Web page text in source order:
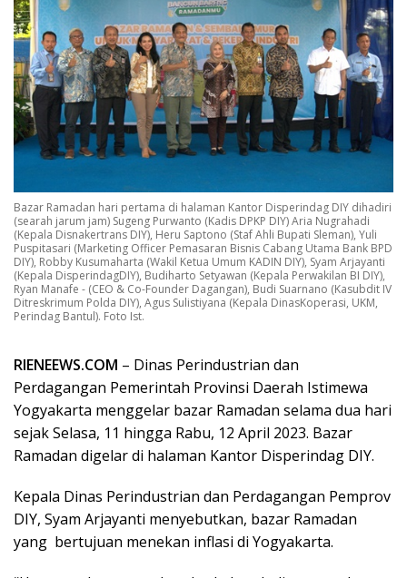
Bazar Ramadan hari pertama di halaman Kantor Disperindag DIY dihadiri
(searah jarum jam) Sugeng Purwanto (Kadis DPKP DIY) Aria Nugrahadi
(Kepala Disnakertrans DIY), Heru Saptono (Staf Ahli Bupati Sleman), Yuli
Puspitasari (Marketing Officer Pemasaran Bisnis Cabang Utama Bank BPD
DIY), Robby Kusumaharta (Wakil Ketua Umum KADIN DIY), Syam Arjayanti
(Kepala DisperindagDIY), Budiharto Setyawan (Kepala Perwakilan BI DIY),
Ryan Manafe - (CEO & Co-Founder Dagangan), Budi Suarnano (Kasubdit IV
Ditreskrimum Polda DIY), Agus Sulistiyana (Kepala DinasKoperasi, UKM,
Perindag Bantul). Foto Ist.
RIENEEWS.COM – Dinas Perindustrian dan
Perdagangan Pemerintah Provinsi Daerah Istimewa
Yogyakarta menggelar bazar Ramadan selama dua hari
sejak Selasa, 11 hingga Rabu, 12 April 2023. Bazar
Ramadan digelar di halaman Kantor Disperindag DIY.
Kepala Dinas Perindustrian dan Perdagangan Pemprov
DIY, Syam Arjayanti menyebutkan, bazar Ramadan
yang bertujuan menekan inflasi di Yogyakarta.